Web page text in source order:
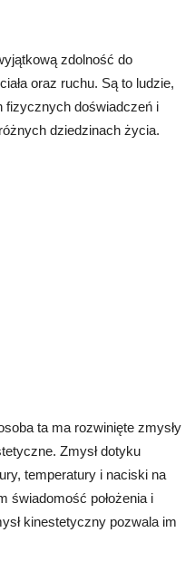
zdolność do
oraz ruchu. Są to ludzie,
fizycznych doświadczeń i
dziedzinach życia.
ta ma rozwinięte zmysły
Zmysł dotyku
temperatury i naciski na
świadomość położenia i
kinestetyczny pozwala im